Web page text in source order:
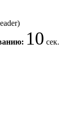
10 сек.